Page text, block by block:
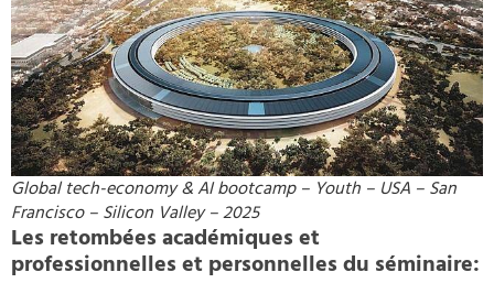
Global tech-economy & AI bootcamp – Youth – USA – San
Francisco – Silicon Valley – 2025
Les retombées académiques et
professionnelles et personnelles du séminaire: